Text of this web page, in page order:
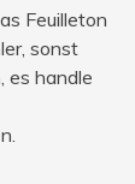
Feuilleton
sonst
es handle